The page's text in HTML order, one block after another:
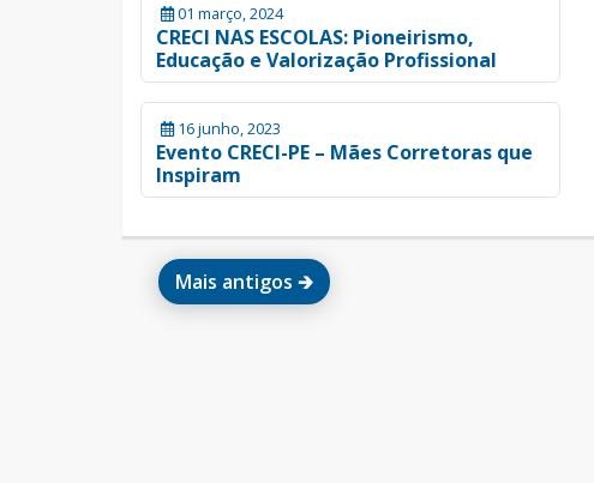
01 março, 2024
CRECI NAS ESCOLAS: Pioneirismo,
Educação e Valorização Profissional
16 junho, 2023
Evento CRECI-PE – Mães Corretoras que
Inspiram
Mais antigos 🡲